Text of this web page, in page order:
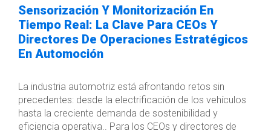
Sensorización Y Monitorización En
Tiempo Real: La Clave Para CEOs Y
Directores De Operaciones Estratégicos
En Automoción
La industria automotriz está afrontando retos sin
precedentes: desde la electrificación de los vehículos
hasta la creciente demanda de sostenibilidad y
eficiencia operativa.. Para los CEOs y directores de